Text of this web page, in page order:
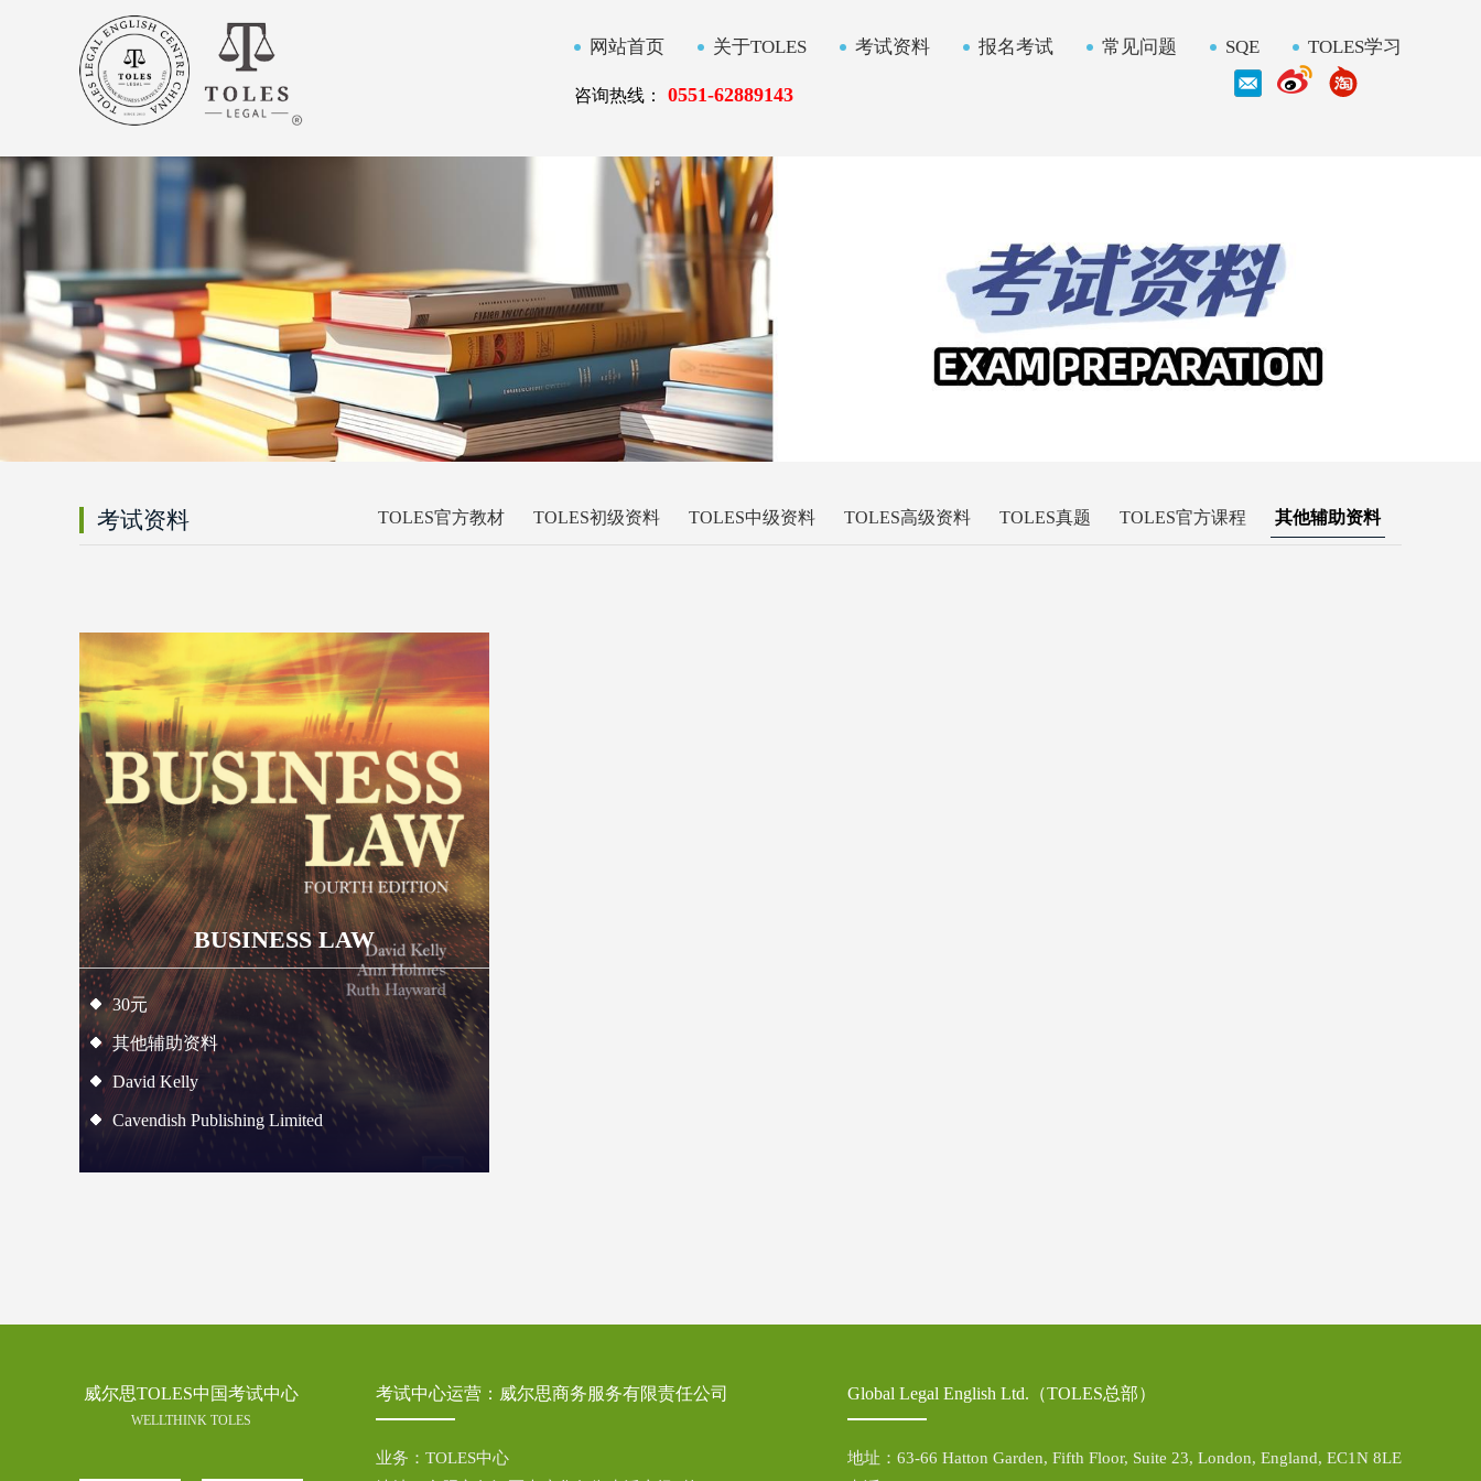
网站首页 关于TOLES 考试资料 报名考试 常见问题 SQE TOLES学习
咨询热线： 0551-62889143
考试资料 TOLES官方教材 TOLES初级资料 TOLES中级资料 TOLES高级资料 TOLES真题 TOLES官方课程 其他辅助资料
BUSINESS LAW
30元
其他辅助资料
David Kelly
Cavendish Publishing Limited
威尔思TOLES中国考试中心
WELLTHINK TOLES
考试中心运营：威尔思商务服务有限责任公司
业务：TOLES中心
Global Legal English Ltd.（TOLES总部）
地址：63-66 Hatton Garden, Fifth Floor, Suite 23, London, England, EC1N 8LE